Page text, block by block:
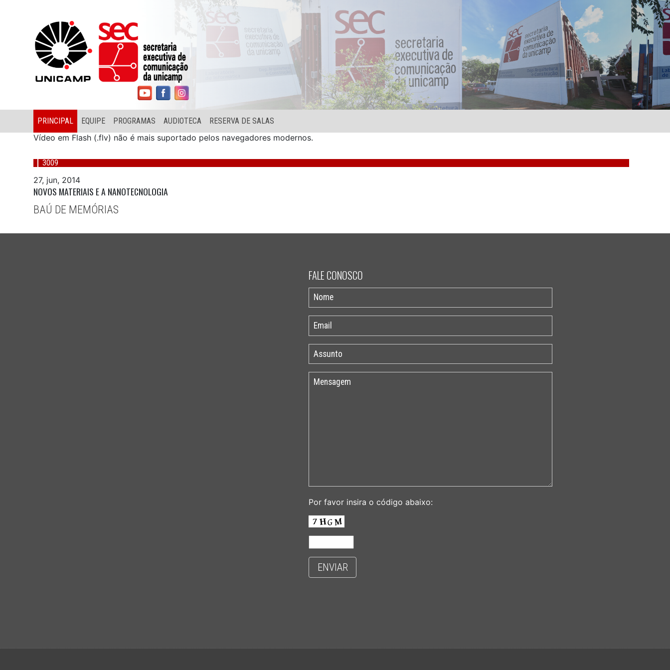
PRINCIPAL EQUIPE PROGRAMAS AUDIOTECA RESERVA DE SALAS
Vídeo em Flash (.flv) não é mais suportado pelos navegadores modernos.
3009
27, jun, 2014
NOVOS MATERIAIS E A NANOTECNOLOGIA
BAÚ DE MEMÓRIAS
FALE CONOSCO
Por favor insira o código abaixo:
ENVIAR